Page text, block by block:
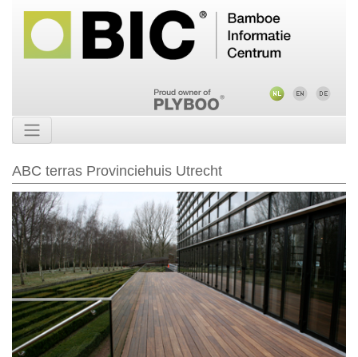
ABC terras Provinciehuis Utrecht